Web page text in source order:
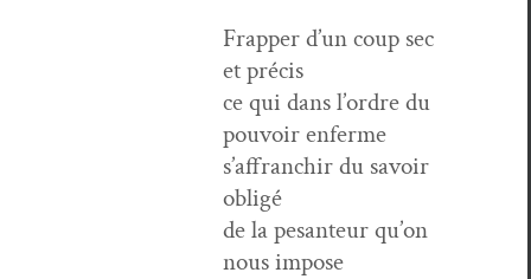
Frap­per d’un coup sec
et précis
ce qui dans l’or­dre du
pou­voir enferme
s’af­franchir du savoir
obligé
de la pesan­teur qu’on
nous impose